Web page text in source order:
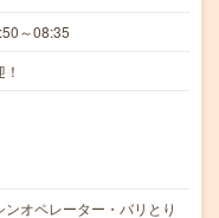
～08:35
オペレーター・バリとり